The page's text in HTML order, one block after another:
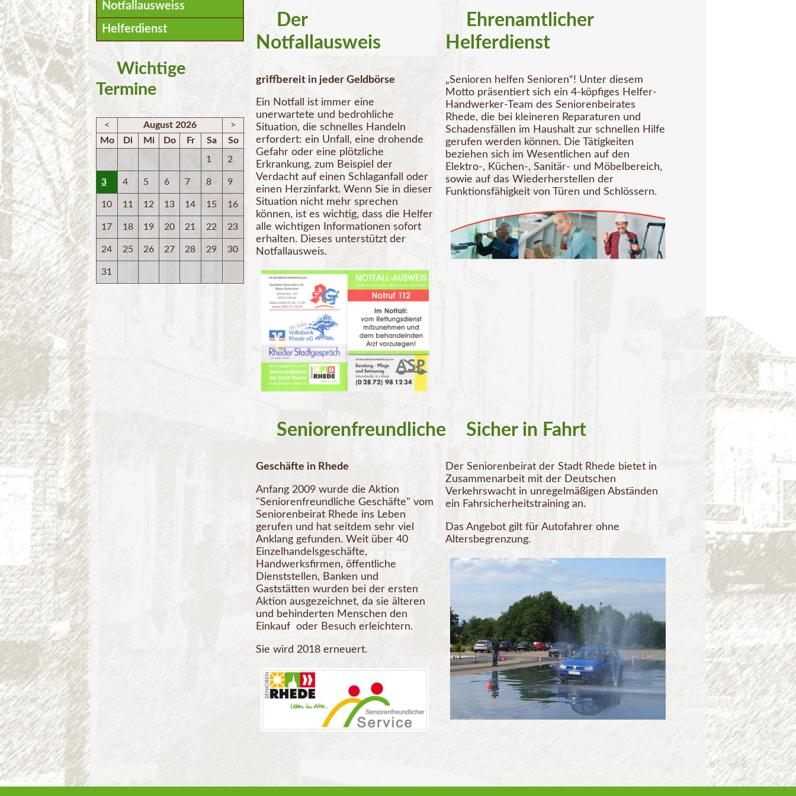
Der
Notfallausweis
griffbereit in jeder Geldbörse
Ein Notfall ist immer eine
unerwartete und bedrohliche
Situation, die schnelles Handeln
erfordert: ein Unfall, eine drohende
Gefahr oder eine plötzliche
Erkrankung, zum Beispiel der
Verdacht auf einen Schlaganfall oder
einen Herzinfarkt. Wenn Sie in dieser
Situation nicht mehr sprechen
können, ist es wichtig, dass die Helfer
alle wichtigen Informationen sofort
erhalten. Dieses unterstützt der
Notfallausweis.
Ehrenamtlicher
Helferdienst
„Senioren helfen Senioren“! Unter diesem
Motto präsentiert sich ein 4-köpfiges Helfer-
Handwerker-Team des Seniorenbeirates
Rhede, die bei kleineren Reparaturen und
Schadensfällen im Haushalt zur schnellen Hilfe
gerufen werden können. Die Tätigkeiten
beziehen sich im Wesentlichen auf den
Elektro-, Küchen-, Sanitär- und Möbelbereich,
sowie auf das Wiederherstellen der
Funktionsfähigkeit von Türen und Schlössern.
Seniorenfreundliche
Geschäfte in Rhede
Anfang 2009 wurde die Aktion
"Seniorenfreundliche Geschäfte" vom
Seniorenbeirat Rhede ins Leben
gerufen und hat seitdem sehr viel
Anklang gefunden. Weit über 40
Einzelhandelsgeschäfte,
Handwerksfirmen, öffentliche
Dienststellen, Banken und
Gaststätten wurden bei der ersten
Aktion ausgezeichnet, da sie älteren
und behinderten Menschen den
Einkauf oder Besuch erleichtern.
Sie wird 2018 erneuert.
Sicher in Fahrt
Der Seniorenbeirat der Stadt Rhede bietet in
Zusammenarbeit mit der Deutschen
Verkehrswacht in unregelmäßigen Abständen
ein Fahrsicherheitstraining an.
Das Angebot gilt für Autofahrer ohne
Altersbegrenzung.
Notfallausweiss
Helferdienst
Wichtige
Termine
< August 2026
>
Mo
Di Mi Do Fr Sa
So
1
2
3 4 5 6 7 8 9
10 11 12 13 14 15 16
17 18 19 20 21 22 23
24 25 26 27 28 29 30
31